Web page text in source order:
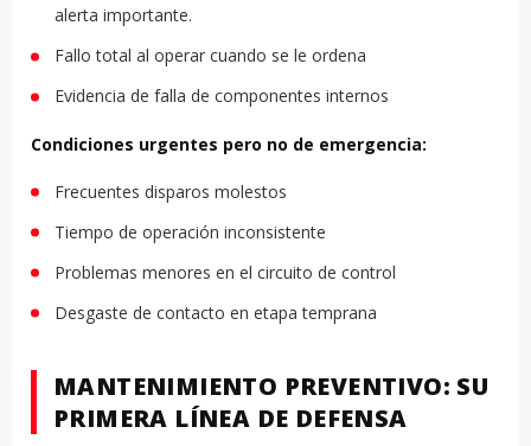
alerta importante.
Fallo total al operar cuando se le ordena
Evidencia de falla de componentes internos
Condiciones urgentes pero no de emergencia:
Frecuentes disparos molestos
Tiempo de operación inconsistente
Problemas menores en el circuito de control
Desgaste de contacto en etapa temprana
MANTENIMIENTO PREVENTIVO: SU
PRIMERA LÍNEA DE DEFENSA